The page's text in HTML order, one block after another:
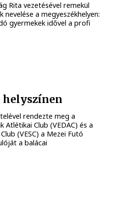
Rita vezetésével remekül
nevelése a megyeszékhelyen:
gyermekek idővel a profi
helyszínen
rendezte meg a
Atlétikai Club (VEDAC) és a
(VESC) a Mezei Futó
a balácai